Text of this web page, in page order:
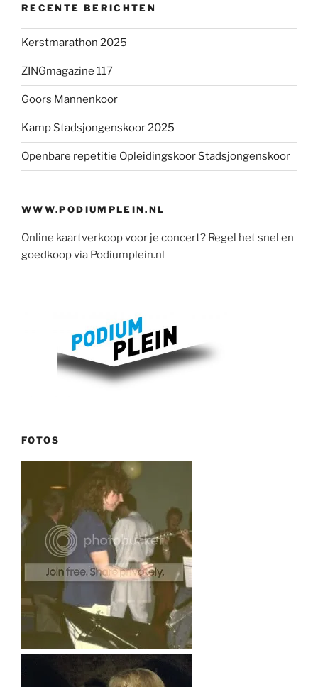
RECENTE BERICHTEN
Kerstmarathon 2025
ZINGmagazine 117
Goors Mannenkoor
Kamp Stadsjongenskoor 2025
Openbare repetitie Opleidingskoor Stadsjongenskoor
WWW.PODIUMPLEIN.NL
Online kaartverkoop voor je concert? Regel het snel en
goedkoop via Podiumplein.nl
FOTOS